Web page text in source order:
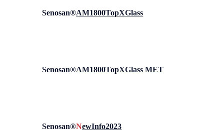
Senosan®AM1800TopXGlass
Senosan®AM1800TopXGlass MET
Senosan®NewInfo2023